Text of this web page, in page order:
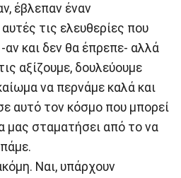
έβλεπαν έναν
τις ελευθερίες που
αν και δεν θα έπρεπε- αλλά
αξίζουμε, δουλεύουμε
να περνάμε καλά και
αυτό τον κόσμο που μπορεί
μας σταματήσει από το να
Ναι, υπάρχουν